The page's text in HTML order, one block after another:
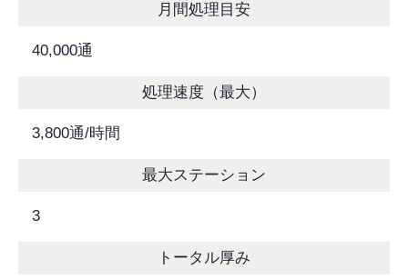
月間処理目安
40,000通
処理速度（最大）
3,800通/時間
最大ステーション
3
トータル厚み